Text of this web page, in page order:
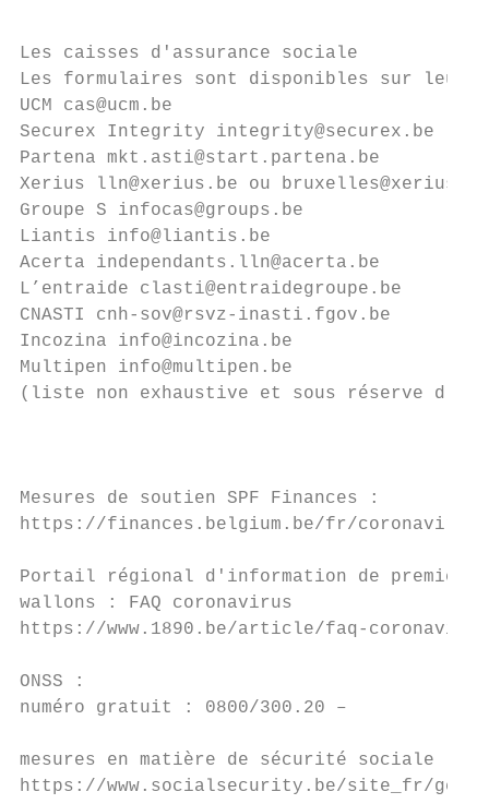
Les caisses d'assurance sociale
Les formulaires sont disponibles sur leur
UCM cas@ucm.be
Securex Integrity integrity@securex.be
Partena mkt.asti@start.partena.be
Xerius lln@xerius.be ou bruxelles@xerius.be
Groupe S infocas@groups.be
Liantis info@liantis.be
Acerta independants.lln@acerta.be
L’entraide clasti@entraidegroupe.be
CNASTI cnh-sov@rsvz-inasti.fgov.be
Incozina info@incozina.be
Multipen info@multipen.be
(liste non exhaustive et sous réserve
Mesures de soutien SPF Finances :
https://finances.belgium.be/fr/coronavirus
Portail régional d'information de première
wallons : FAQ coronavirus
https://www.1890.be/article/faq-coronavirus
ONSS :
numéro gratuit : 0800/300.20 –
mesures en matière de sécurité sociale :
https://www.socialsecurity.be/site_fr/